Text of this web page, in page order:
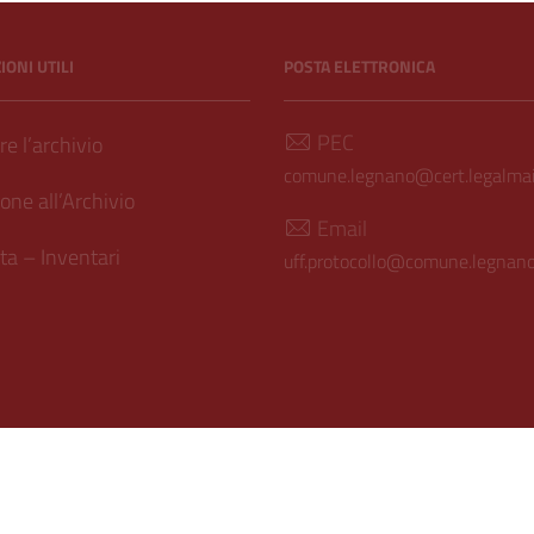
UTILI
l’archivio
all’Archivio
– Inventari
POSTA ELETTRONICA
PEC
Email